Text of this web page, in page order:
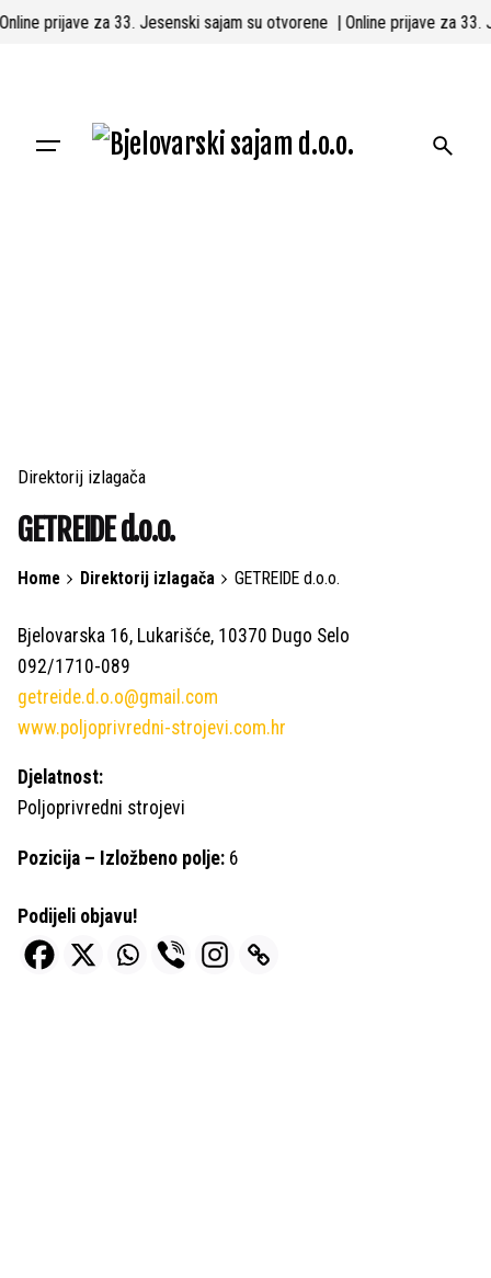
Skip
prijave za 33. Jesenski sajam su otvorene | Online prijave za
Direktorij izlagača
GETREIDE d.o.o.
Home Direktorij izlagača GETREIDE d.o.o.
Bjelovarska 16, Lukarišće, 10370 Dugo Selo
092/1710-089
getreide.d.o.o@gmail.com
www.poljoprivredni-strojevi.com.hr
Djelatnost:
Poljoprivredni strojevi
Pozicija – Izložbeno polje: 6
Podijeli objavu!